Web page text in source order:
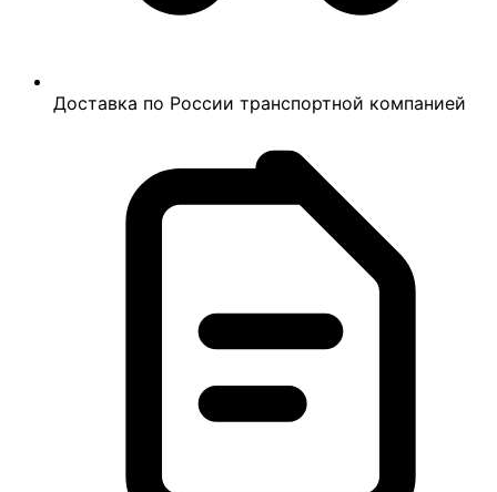
Доставка по России транспортной компанией